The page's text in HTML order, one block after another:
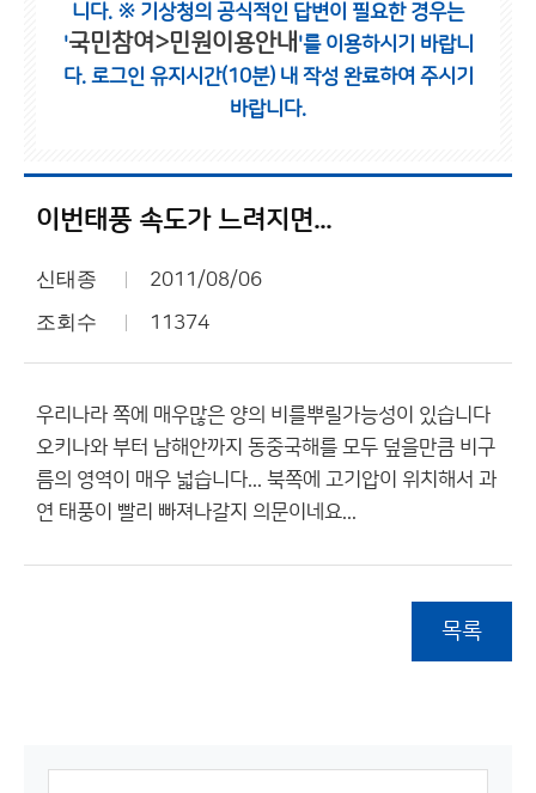
니다. ※ 기상청의 공식적인 답변이 필요한 경우는
'국민참여>민원이용안내 '를 이용하시기 바랍니
다. 로그인 유지시간(10분) 내 작성 완료하여 주시기
바랍니다.
이번태풍 속도가 느려지면...
신태종 2011/08/06
조회수 11374
우리나라 쪽에 매우많은 양의 비를뿌릴가능성이 있습니다
오키나와 부터 남해안까지 동중국해를 모두 덮을만큼 비구
름의 영역이 매우 넓습니다... 북쪽에 고기압이 위치해서 과
연 태풍이 빨리 빠져나갈지 의문이네요...
목록